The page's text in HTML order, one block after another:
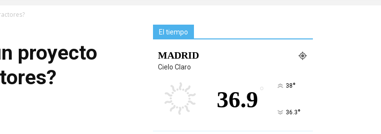
proyecto
El tiempo
MADRID
Cielo Claro
36.9 ° 38°
36.3°